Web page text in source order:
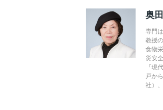
奥
専門
教授
食物
災安
『現
戸か
社）